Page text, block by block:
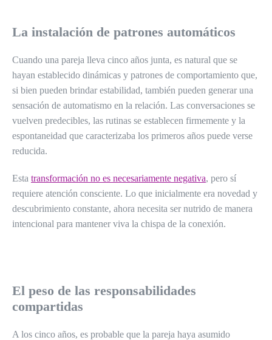
La instalación de patrones automáticos
Cuando una pareja lleva cinco años junta, es natural que se
hayan establecido dinámicas y patrones de comportamiento que,
si bien pueden brindar estabilidad, también pueden generar una
sensación de automatismo en la relación. Las conversaciones se
vuelven predecibles, las rutinas se establecen firmemente y la
espontaneidad que caracterizaba los primeros años puede verse
reducida.
Esta transformación no es necesariamente negativa, pero sí
requiere atención consciente. Lo que inicialmente era novedad y
descubrimiento constante, ahora necesita ser nutrido de manera
intencional para mantener viva la chispa de la conexión.
El peso de las responsabilidades
compartidas
A los cinco años, es probable que la pareja haya asumido